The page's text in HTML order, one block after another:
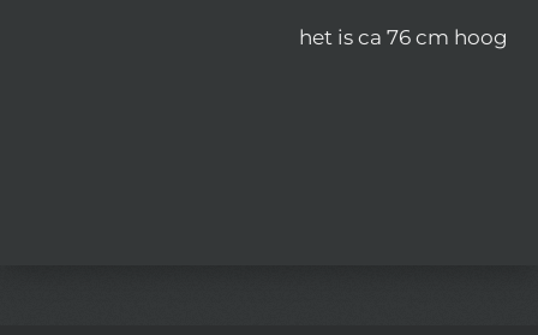
het is ca 76 cm hoog